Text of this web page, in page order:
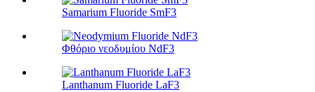
Samarium Fluoride SmF3
Φθόριο νεοδυμίου NdF3
Lanthanum Fluoride LaF3